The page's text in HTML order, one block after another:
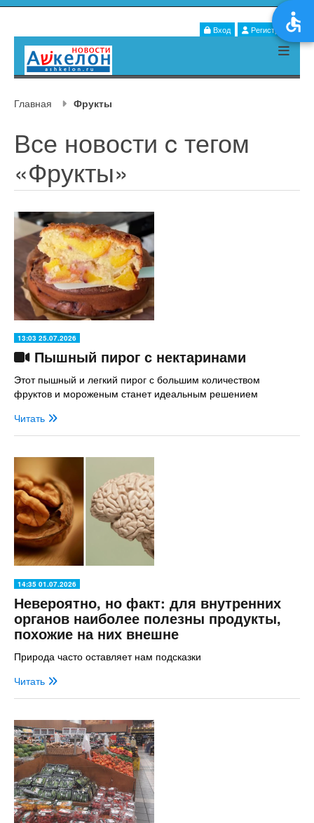
Вход Регистрация
Главная Фрукты
Все новости c тегом
«Фрукты»
13:03 25.07.2026
Пышный пирог с нектаринами
Этот пышный и легкий пирог с большим количеством
фруктов и мороженым станет идеальным решением
Читать
14:35 01.07.2026
Невероятно, но факт: для внутренних
органов наиболее полезны продукты,
похожие на них внешне
Природа часто оставляет нам подсказки
Читать